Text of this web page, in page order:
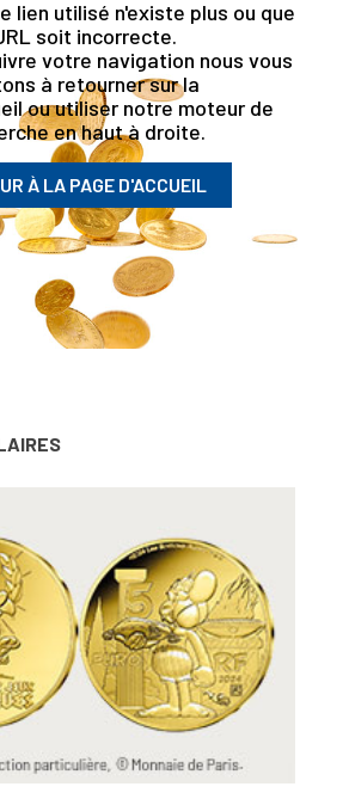
lien utilisé n'existe plus ou que
soit incorrecte.
votre navigation nous vous
à retourner sur la
ou utiliser notre moteur de
en haut à droite.
À LA PAGE D'ACCUEIL